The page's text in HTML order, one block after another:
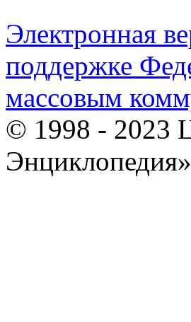
Электронная
поддержке
массовым
© 1998 - 2023